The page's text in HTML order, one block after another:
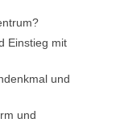
Einstieg mit
und
und